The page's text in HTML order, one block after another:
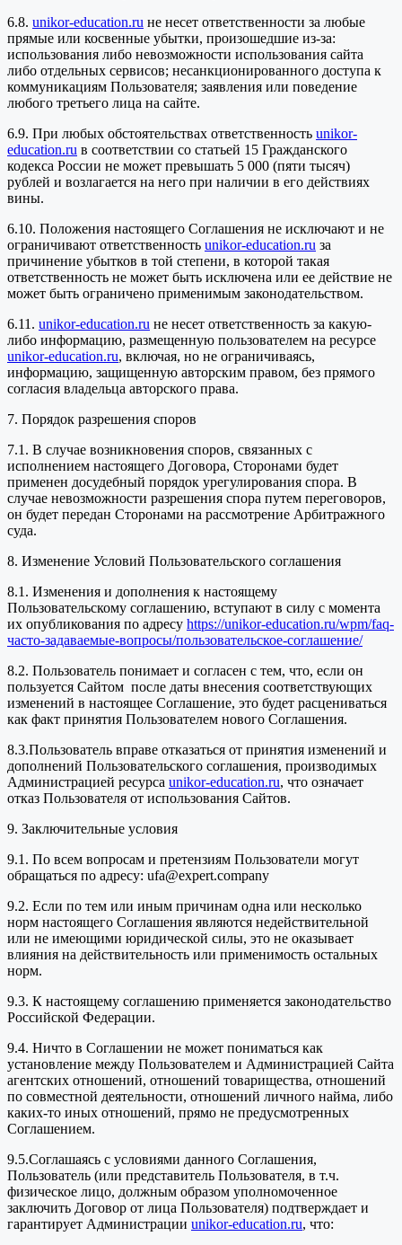
6.8. unikor-education.ru не несет ответственности за любые
прямые или косвенные убытки, произошедшие из-за:
использования либо невозможности использования сайта
либо отдельных сервисов; несанкционированного доступа к
коммуникациям Пользователя; заявления или поведение
любого третьего лица на сайте.
6.9. При любых обстоятельствах ответственность unikor-
education.ru в соответствии со статьей 15 Гражданского
кодекса России не может превышать 5 000 (пяти тысяч)
рублей и возлагается на него при наличии в его действиях
вины.
6.10. Положения настоящего Соглашения не исключают и не
ограничивают ответственность unikor-education.ru за
причинение убытков в той степени, в которой такая
ответственность не может быть исключена или ее действие не
может быть ограничено применимым законодательством.
6.11. unikor-education.ru не несет ответственность за какую-
либо информацию, размещенную пользователем на ресурсе
unikor-education.ru, включая, но не ограничиваясь,
информацию, защищенную авторским правом, без прямого
согласия владельца авторского права.
7. Порядок разрешения споров
7.1. В случае возникновения споров, связанных с
исполнением настоящего Договора, Сторонами будет
применен досудебный порядок урегулирования спора. В
случае невозможности разрешения спора путем переговоров,
он будет передан Сторонами на рассмотрение Арбитражного
суда.
8. Изменение Условий Пользовательского соглашения
8.1. Изменения и дополнения к настоящему
Пользовательскому соглашению, вступают в силу с момента
их опубликования по адресу https://unikor-education.ru/wpm/faq-
часто-задаваемые-вопросы/пользовательское-соглашение/
8.2. Пользователь понимает и согласен с тем, что, если он
пользуется Сайтом после даты внесения соответствующих
изменений в настоящее Соглашение, это будет расцениваться
как факт принятия Пользователем нового Соглашения.
8.3.Пользователь вправе отказаться от принятия изменений и
дополнений Пользовательского соглашения, производимых
Администрацией ресурса unikor-education.ru, что означает
отказ Пользователя от использования Сайтов.
9. Заключительные условия
9.1. По всем вопросам и претензиям Пользователи могут
обращаться по адресу: ufa@expert.company
9.2. Если по тем или иным причинам одна или несколько
норм настоящего Соглашения являются недействительной
или не имеющими юридической силы, это не оказывает
влияния на действительность или применимость остальных
норм.
9.3. К настоящему соглашению применяется законодательство
Российской Федерации.
9.4. Ничто в Соглашении не может пониматься как
установление между Пользователем и Администрацией Сайта
агентских отношений, отношений товарищества, отношений
по совместной деятельности, отношений личного найма, либо
каких-то иных отношений, прямо не предусмотренных
Соглашением.
9.5.Соглашаясь с условиями данного Соглашения,
Пользователь (или представитель Пользователя, в т.ч.
физическое лицо, должным образом уполномоченное
заключить Договор от лица Пользователя) подтверждает и
гарантирует Администрации unikor-education.ru, что: